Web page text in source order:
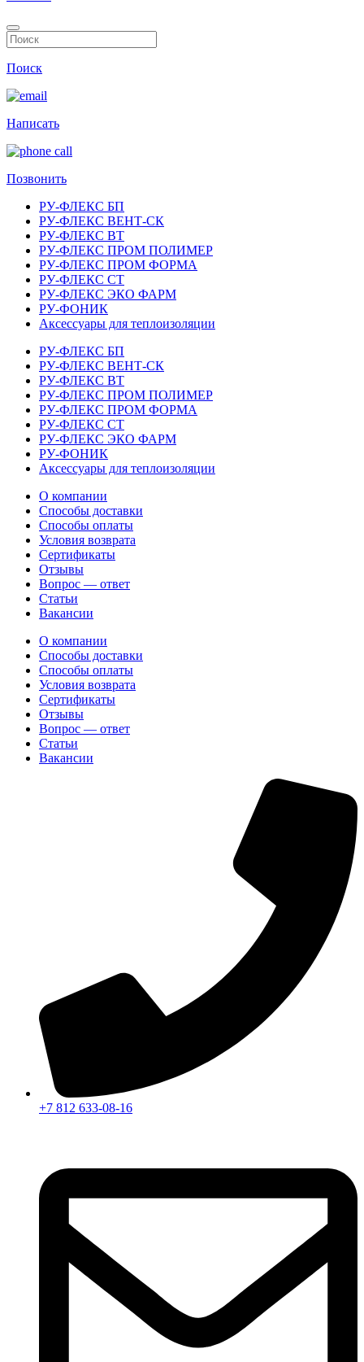
Поиск
Написать
Позвонить
РУ-ФЛЕКС БП
РУ-ФЛЕКС ВЕНТ-СК
РУ-ФЛЕКС ВТ
РУ-ФЛЕКС ПРОМ ПОЛИМЕР
РУ-ФЛЕКС ПРОМ ФОРМА
РУ-ФЛЕКС СТ
РУ-ФЛЕКС ЭКО ФАРМ
РУ-ФОНИК
Аксессуары для теплоизоляции
РУ-ФЛЕКС БП
РУ-ФЛЕКС ВЕНТ-СК
РУ-ФЛЕКС ВТ
РУ-ФЛЕКС ПРОМ ПОЛИМЕР
РУ-ФЛЕКС ПРОМ ФОРМА
РУ-ФЛЕКС СТ
РУ-ФЛЕКС ЭКО ФАРМ
РУ-ФОНИК
Аксессуары для теплоизоляции
О компании
Способы доставки
Способы оплаты
Условия возврата
Сертификаты
Отзывы
Вопрос — ответ
Статьи
Вакансии
О компании
Способы доставки
Способы оплаты
Условия возврата
Сертификаты
Отзывы
Вопрос — ответ
Статьи
Вакансии
+7 812 633-08-16